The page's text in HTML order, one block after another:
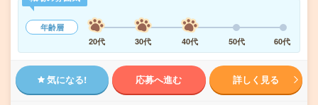
年齢層
20代
30代 40代 50代 60代
気になる! 応募へ進む 詳しく見る